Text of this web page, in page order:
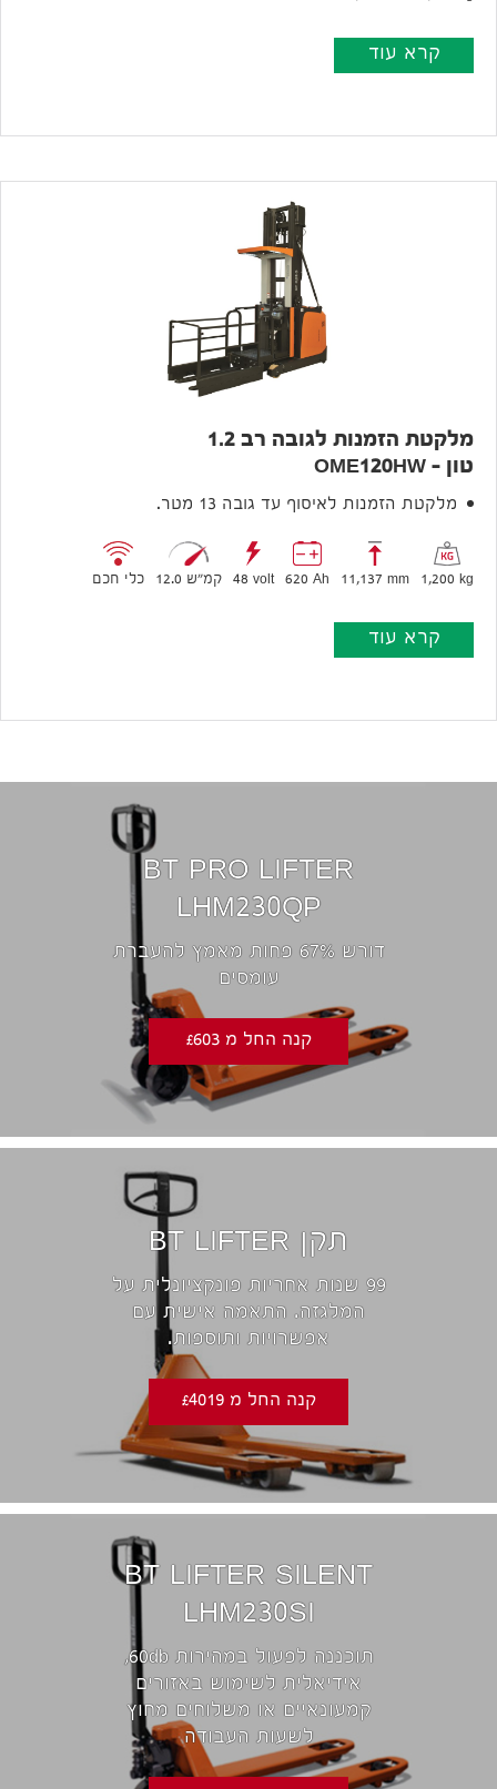
קרא עוד
מלקטת הזמנות לגובה רב 1.2
טון – OME120HW
מלקטת הזמנות לאיסוף עד גובה 13 מטר.
1,200 kg
11,137 mm
620 Ah
48 volt 12.0 קמ״ש כלי חכם
קרא עוד
BT PRO LIFTER
LHM230QP
דורש 67% פחות מאמץ להעברת
עומסים
קנה החל מ £603
תקן BT LIFTER
99 שנות אחריות פונקציונלית על
המלגזה. התאמה אישית עם
אפשרויות ותוספות.
קנה החל מ £4019
BT LIFTER SILENT
LHM230SI
תוכננה לפעול במהירות 60db,
אידיאלית לשימוש באזורים
קמעונאיים או משלוחים מחוץ
לשעות העבודה